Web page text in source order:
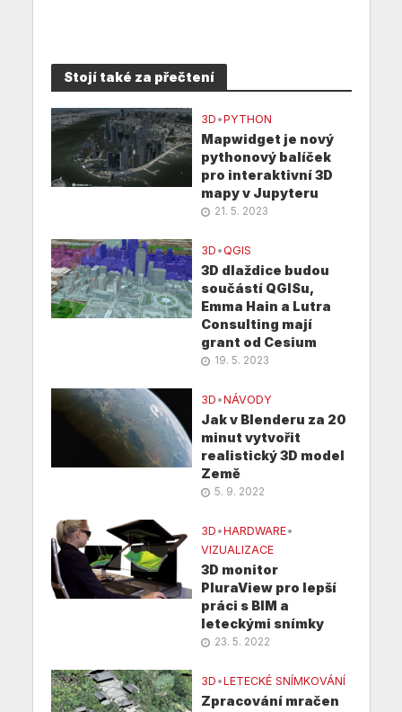
Stojí také za přečtení
3D •PYTHON
Mapwidget je nový
pythonový balíček
pro interaktivní 3D
mapy v Jupyteru
21. 5. 2023
3D •QGIS
3D dlaždice budou
součástí QGISu,
Emma Hain a Lutra
Consulting mají
grant od Cesium
19. 5. 2023
3D •NÁVODY
Jak v Blenderu za 20
minut vytvořit
realistický 3D model
Země
5. 9. 2022
3D •HARDWARE•
VIZUALIZACE
3D monitor
PluraView pro lepší
práci s BIM a
leteckými snímky
23. 5. 2022
3D •LETECKÉ SNÍMKOVÁNÍ
Zpracování mračen